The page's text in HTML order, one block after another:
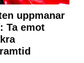
uppmanar
Ta emot